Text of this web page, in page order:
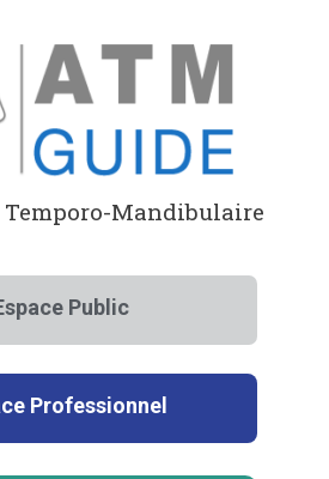
Mandibulaire
Public
Professionnel